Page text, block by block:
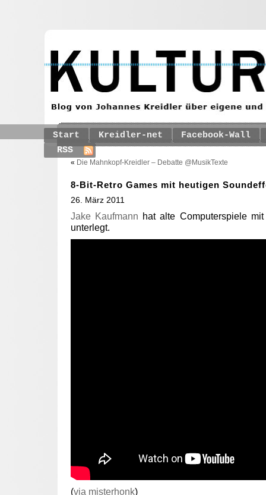
Start Kreidler-net
Facebook-Wall
RSS
« Die Mahnkopf-Kreidler – Debatte @MusikTexte
8-Bit-Retro Games mit heutigen
26. März 2011
Jake Kaufmann hat alte Computerspiele
unterlegt.
(via misterhonk)